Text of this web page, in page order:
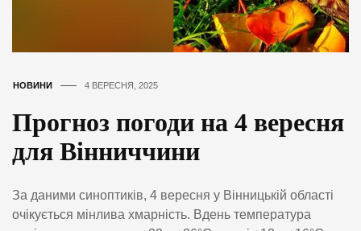
НОВИНИ 4 ВЕРЕСНЯ, 2025
Прогноз погоди на 4 вересня
для Вінниччини
За даними синоптиків, 4 вересня у Вінницькій області
очікується мінлива хмарність. Вдень температура